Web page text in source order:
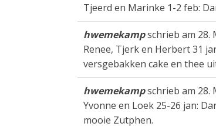
Tjeerd en Marinke 1-2 feb:
hwemekampschrieb am 28.
Renee, Tjerk en Herbert 31
versgebakken cake en thee
hwemekampschrieb am 28.
Yvonne en Loek 25-26 jan:
mooie Zutphen.